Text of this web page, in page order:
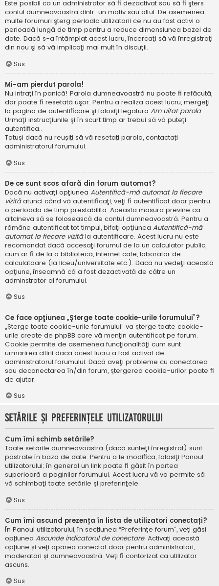
Este posibil ca un administrator să fi dezactivat sau să fi şters
contul dumneavoastră dintr-un motiv sau altul. De asemenea,
multe forumuri şterg periodic utilizatorii ce nu au fost activi o
perioadă lungă de timp pentru a reduce dimensiunea bazei de
date. Dacă s-a întâmplat acest lucru, încercaţi să vă înregistraţi
din nou şi să vă implicaţi mai mult în discuţii.
Sus
Mi-am pierdut parola!
Nu intraţi în panică! Parola dumneavoastră nu poate fi refăcută,
dar poate fi resetată uşor. Pentru a realiza acest lucru, mergeţi
la pagina de autentificare şi folosiţi legătura Am uitat parola.
Urmaţi instrucţiunile şi în scurt timp ar trebui să vă puteţi
autentifica..
Totuși dacă nu reușiți să vă resetați parola, contactați
administratorul forumului.
Sus
De ce sunt scos afară din forum automat?
Dacă nu activaţi opţiunea Autentifică-mă automat la fiecare
vizităatunci când vă autentificaţi, veţi fi autentificat doar pentru
o perioadă de timp prestabilită. Această măsură previne ca
altcineva să se folosească de contul dumneavoastră. Pentru a
rămâne autentificat tot timpul, bifaţi opţiunea Autentifică-mă
automat la fiecare vizităla autentificare. Acest lucru nu este
recomandat dacă accesaţi forumul de la un calculator public,
cum ar fi de la o bibliotecă, internet cafe, laborator de
calculatoare (la liceu/universitate etc.). Dacă nu vedeţi această
opţiune, înseamnă că a fost dezactivată de către un
adminstrator al forumului.
Sus
Ce face opţiunea „Şterge toate cookie-urile forumului”?
„Şterge toate cookie-urile forumului” va şterge toate cookie-
urile create de phpBB care vă menţin autentificat pe forum.
Cookie permite de asemenea funcţionalităţi cum sunt
urmărirea citirii dacă acest lucru a fost activat de
administratorul forumului. Dacă aveţi probleme cu conectarea
sau deconectarea în/din forum, ştergerea cookie-urilor poate fi
de ajutor.
Sus
Setările şi preferinţele utilizatorului
Cum îmi schimb setările?
Toate setările dumneavoastră (dacă sunteţi înregistrat) sunt
păstrate în baza de date. Pentru a le modifica, folosiţi Panoul
utilizatorului; în general un link poate fi găsit în partea
superioară a paginilor forumului. Acest lucru vă va permite să
vă schimbaţi toate setările şi preferinţele.
Sus
Cum îmi ascund prezența în lista de utilizatori conectați?
În Panoul utilizatorului, în secțiunea “Preferinţe forum”, veți găsi
opțiunea Ascunde indicatorul de conectare. Activați această
opțiune și veți apărea conectat doar pentru administratori,
moderatori și dumneavoastră. Veți fi contorizat ca utilizator
ascuns.
Sus